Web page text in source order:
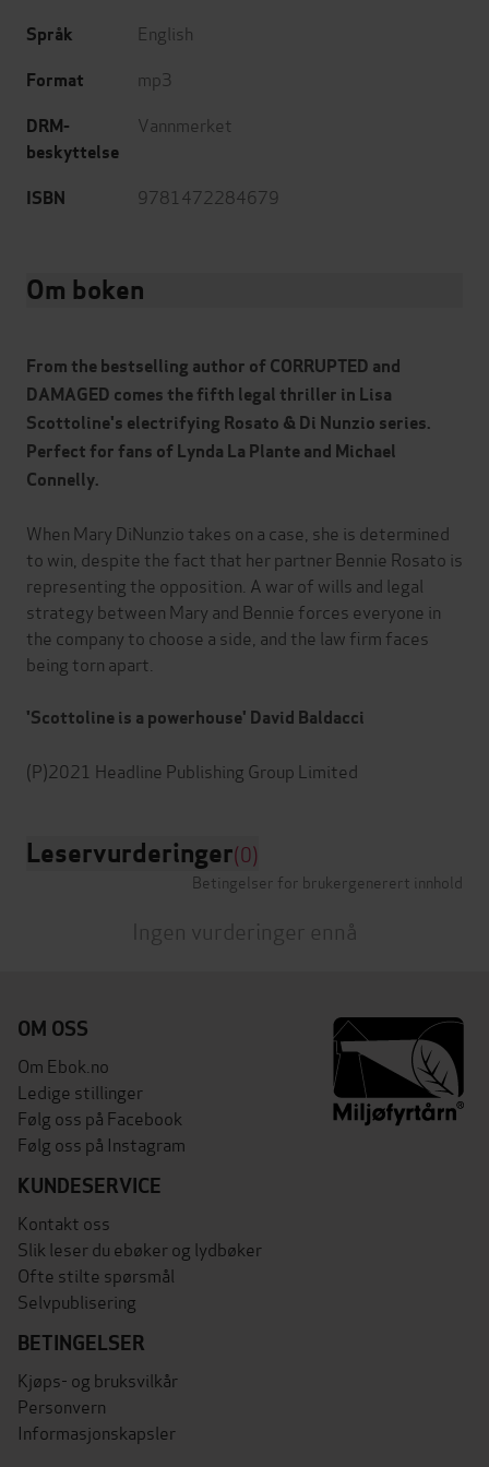
Språk English
Format mp3
DRM-
beskyttelse
Vannmerket
ISBN 9781472284679
Om boken
From the bestselling author of CORRUPTED and
DAMAGED comes the fifth legal thriller in Lisa
Scottoline's electrifying Rosato & Di Nunzio series.
Perfect for fans of Lynda La Plante and Michael
Connelly.
When Mary DiNunzio takes on a case, she is determined
to win, despite the fact that her partner Bennie Rosato is
representing the opposition. A war of wills and legal
strategy between Mary and Bennie forces everyone in
the company to choose a side, and the law firm faces
being torn apart.
'Scottoline is a powerhouse' David Baldacci
Leservurderinger(0)
Betingelser for brukergenerert innhold
Ingen vurderinger ennå
OM OSS
Om Ebok.no
Ledige stillinger
Følg oss på Facebook
Følg oss på Instagram
KUNDESERVICE
Kontakt oss
Slik leser du ebøker og lydbøker
Ofte stilte spørsmål
Selvpublisering
BETINGELSER
Kjøps- og bruksvilkår
Personvern
Informasjonskapsler